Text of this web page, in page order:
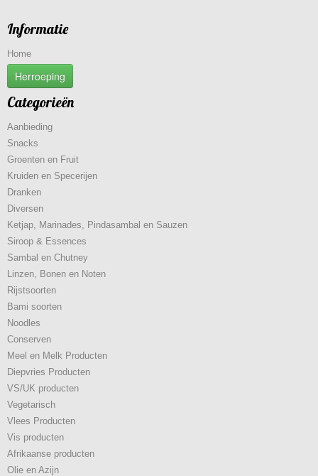
Informatie
Home
Herroeping
Categorieën
Aanbieding
Snacks
Groenten en Fruit
Kruiden en Specerijen
Dranken
Diversen
Ketjap, Marinades, Pindasambal en Sauzen
Siroop & Essences
Sambal en Chutney
Linzen, Bonen en Noten
Rijstsoorten
Bami soorten
Noodles
Conserven
Meel en Melk Producten
Diepvries Producten
VS/UK producten
Vegetarisch
Vlees Producten
Vis producten
Afrikaanse producten
Olie en Azijn